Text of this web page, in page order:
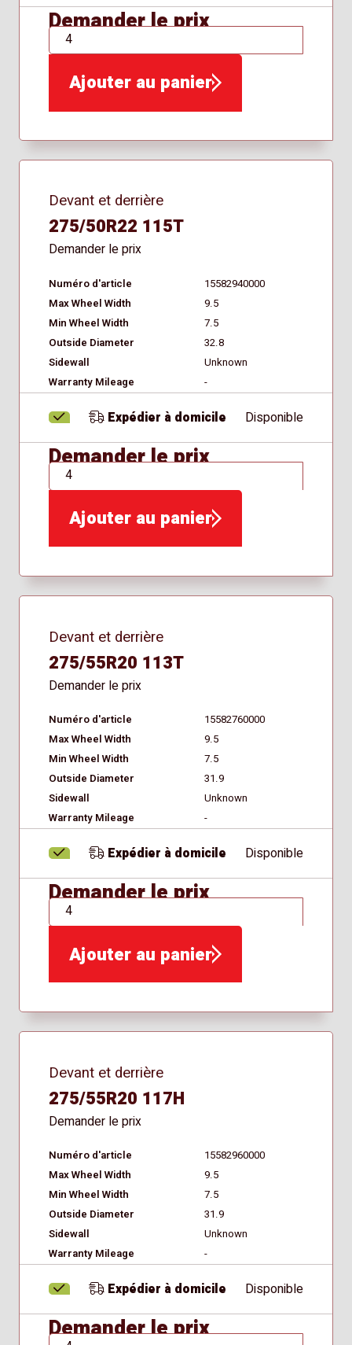
Demander le prix
QTÉ
Ajouter au panier
Devant et derrière
275/50R22 115T
Demander le prix
Numéro d'article
15582940000
Max Wheel Width
9.5
Min Wheel Width
7.5
Outside Diameter
32.8
Sidewall
Unknown
Warranty Mileage
-
Expédier à domicile Disponible
Demander le prix
QTÉ
Ajouter au panier
Devant et derrière
275/55R20 113T
Demander le prix
Numéro d'article
15582760000
Max Wheel Width
9.5
Min Wheel Width
7.5
Outside Diameter
31.9
Sidewall
Unknown
Warranty Mileage
-
Expédier à domicile Disponible
Demander le prix
QTÉ
Ajouter au panier
Devant et derrière
275/55R20 117H
Demander le prix
Numéro d'article
15582960000
Max Wheel Width
9.5
Min Wheel Width
7.5
Outside Diameter
31.9
Sidewall
Unknown
Warranty Mileage
-
Expédier à domicile Disponible
Demander le prix